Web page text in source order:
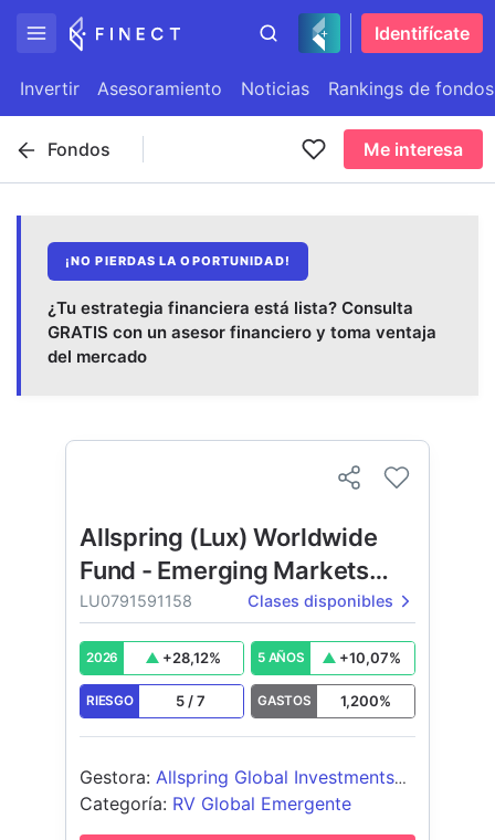
Identifícate
Invertir Asesoramiento Noticias Rankings de fondos
Fondos Me interesa
¡NO PIERDAS LA OPORTUNIDAD!
¿Tu estrategia financiera está lista? Consulta
GRATIS con un asesor financiero y toma ventaja
del mercado
Allspring (Lux) Worldwide
Fund - Emerging Markets
Equity Advantage Fund
LU0791591158 Clases disponibles
2026 +28,12% 5 AÑOS +10,07%
RIESGO 5 /7 GASTOS 1,200%
Gestora: Allspring Global Investments
Luxembourg S.A.
Categoría: RV Global Emergente